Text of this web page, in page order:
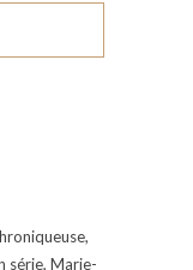
série, Marie-